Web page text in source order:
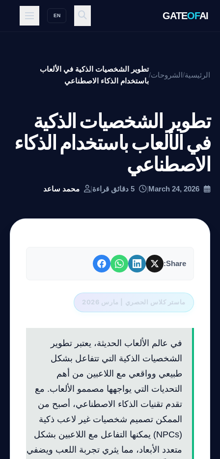
GATEOFAI
EN
الرئيسية/الشروحات/
تطوير الشخصيات الذكية في الألعاب
باستخدام الذكاء الاصطناعي
تطوير الشخصيات الذكية
في الألعاب باستخدام الذكاء
الاصطناعي
|
| محمد ساعد
Share:
ماستر كلاس الحصري | مارس 2026
في عالم الألعاب الحديثة، يعتبر تطوير
الشخصيات الذكية التي تتفاعل بشكل
طبيعي وواقعي مع اللاعبين من أهم
التحديات التي يواجهها مصممو الألعاب. مع
تقدم تقنيات الذكاء الاصطناعي، أصبح من
الممكن تصميم شخصيات غير لاعب ذكية
(NPCs) يمكنها التفاعل مع اللاعبين بشكل
متعدد الأبعاد، مما يثري تجربة اللعب ويضفي